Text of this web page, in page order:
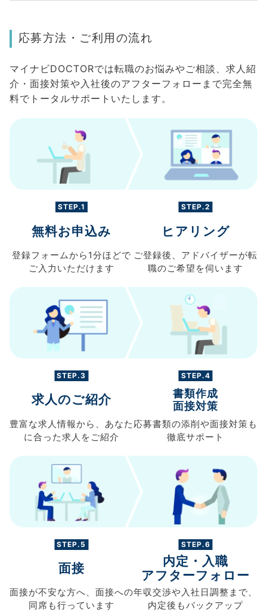
応募方法・ご利用の流れ
マイナビDOCTORでは転職のお悩みやご相談、求人紹
介・面接対策や入社後のアフターフォローまで完全無
料でトータルサポートいたします。
STEP.1
無料お申込み
登録フォームから 1分ほどで
ご入力 いただけます
STEP.2
ヒアリング
ご登録後、 アドバイザーが転
職のご希望を伺います
STEP.3
求人のご紹介
豊富な求人情報から、 あなた
に合った求人を ご紹介
STEP.4
書類作成
面接対策
応募書類の添削や面接対策も
徹底サポート
STEP.5
面接
面接が不安な方へ、 面接への
同席も行っています
STEP.6
内定・入職
アフターフォロー
年収交渉や入社日調整まで、
内定後もバックアップ